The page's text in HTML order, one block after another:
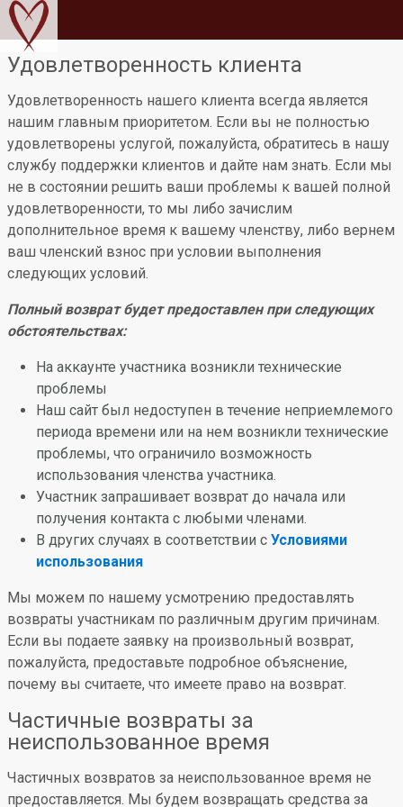
Удовлетворенность клиента
Удовлетворенность нашего клиента всегда является
нашим главным приоритетом. Если вы не полностью
удовлетворены услугой, пожалуйста, обратитесь в нашу
службу поддержки клиентов и дайте нам знать. Если мы
не в состоянии решить ваши проблемы к вашей полной
удовлетворенности, то мы либо зачислим
дополнительное время к вашему членству, либо вернем
ваш членский взнос при условии выполнения
следующих условий.
Полный возврат будет предоставлен при следующих
обстоятельствах:
На аккаунте участника возникли технические
проблемы
Наш сайт был недоступен в течение неприемлемого
периода времени или на нем возникли технические
проблемы, что ограничило возможность
использования членства участника.
Участник запрашивает возврат до начала или
получения контакта с любыми членами.
В других случаях в соответствии с Условиями
использования
Мы можем по нашему усмотрению предоставлять
возвраты участникам по различным другим причинам.
Если вы подаете заявку на произвольный возврат,
пожалуйста, предоставьте подробное объяснение,
почему вы считаете, что имеете право на возврат.
Частичные возвраты за
неиспользованное время
Частичных возвратов за неиспользованное время не
предоставляется. Мы будем возвращать средства за